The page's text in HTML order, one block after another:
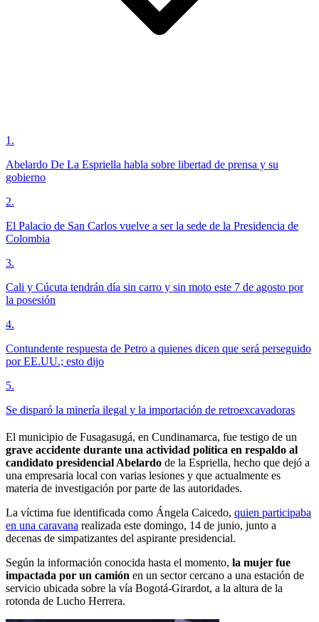
1 .
Abelardo De La Espriella habla sobre libertad de prensa y su
gobierno
2.
El Palacio de San Carlos vuelve a ser la sede de la Presidencia de
Colombia
3.
Cali y Cúcuta tendrán día sin carro y sin moto este 7 de agosto por
la posesión
4.
Contundente respuesta de Petro a quienes dicen que será perseguido
por EE.UU.; esto dijo
5.
Se disparó la minería ilegal y la importación de retroexcavadoras
El municipio de Fusagasugá, en Cundinamarca, fue testigo de un
grave accidente durante una actividad política en respaldo al
candidato presidencial Abelardo de la Espriella, hecho que dejó a
una empresaria local con varias lesiones y que actualmente es
materia de investigación por parte de las autoridades.
La víctima fue identificada como Ángela Caicedo, quien participaba
en una caravana realizada este domingo, 14 de junio, junto a
decenas de simpatizantes del aspirante presidencial.
Según la información conocida hasta el momento, la mujer fue
impactada por un camión en un sector cercano a una estación de
servicio ubicada sobre la vía Bogotá-Girardot, a la altura de la
rotonda de Lucho Herrera.